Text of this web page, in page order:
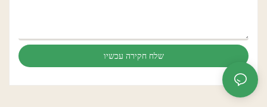
שלח חקירה עכשיו